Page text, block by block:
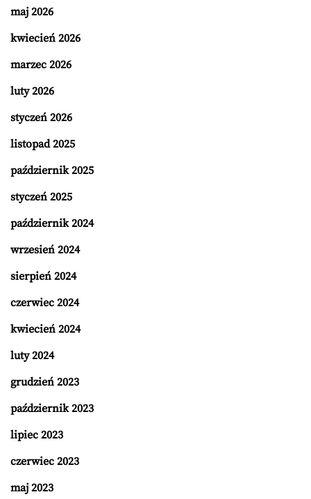
maj 2026
kwiecień 2026
marzec 2026
luty 2026
styczeń 2026
listopad 2025
październik 2025
styczeń 2025
październik 2024
wrzesień 2024
sierpień 2024
czerwiec 2024
kwiecień 2024
luty 2024
grudzień 2023
październik 2023
lipiec 2023
czerwiec 2023
maj 2023